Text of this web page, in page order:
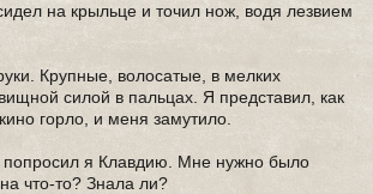
на крыльце и точил нож, водя лезвием
Крупные, волосатые, в мелких
силой в пальцах. Я представил, как
горло, и меня замутило.
попросил я Клавдию. Мне нужно было
что-то? Знала ли?